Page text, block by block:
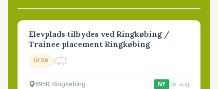
Elevplads tilbydes ved Ringkøbing /
Trainee placement Ringkøbing
Grise
6950, Ringkøbing NY 06. aug.